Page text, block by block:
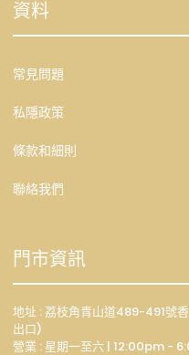
資料
常見問題
私隱政策
條款和細則
聯絡我們
門市資訊
地址 : 荔枝角青山道489-491號
出口)
營業 : 星期一至六 | 12:00pm -